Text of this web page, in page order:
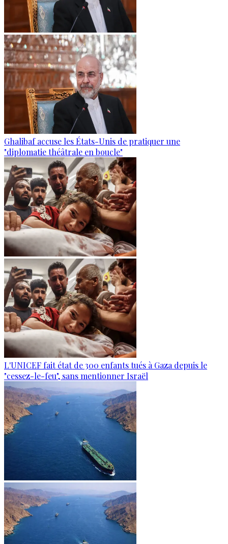
Ghalibaf accuse les États-Unis de pratiquer une
"diplomatie théâtrale en boucle"
L'UNICEF fait état de 300 enfants tués à Gaza depuis le
"cessez-le-feu", sans mentionner Israël